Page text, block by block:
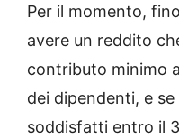
Per il momento,
avere un reddito
contributo minimo
dei dipendenti, e
soddisfatti entro il